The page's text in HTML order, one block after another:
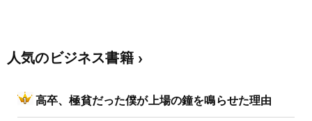
人気のビジネス書籍
高卒、極貧だった僕が上場の鐘を鳴らせた理由